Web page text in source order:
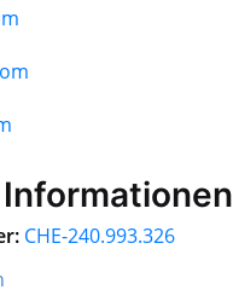
CHE-240.993.326